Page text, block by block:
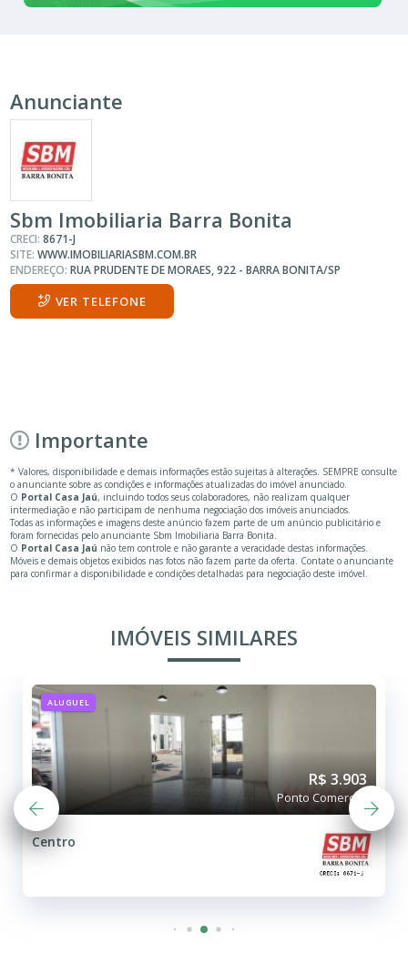
Anunciante
Sbm Imobiliaria Barra Bonita
CRECI:8671-J
SITE:WWW.IMOBILIARIASBM.COM.BR
ENDEREÇO:RUA PRUDENTE DE MORAES, 922 - BARRA BONITA/SP
VER TELEFONE
Importante
* Valores, disponibilidade e demais informações estão sujeitas à alterações. SEMPRE consulte
o anunciante sobre as condições e informações atualizadas do imóvel anunciado.
O Portal Casa Jaú, incluindo todos seus colaboradores, não realizam qualquer
intermediação e não participam de nenhuma negociação dos imóveis anunciados.
Todas as informações e imagens deste anúncio fazem parte de um anúncio publicitário e
foram fornecidas pelo anunciante Sbm Imobiliaria Barra Bonita.
O Portal Casa Jaú não tem controle e não garante a veracidade destas informações.
Móveis e demais objetos exibidos nas fotos não fazem parte da oferta. Contate o anunciante
para confirmar a disponibilidade e condições detalhadas para negociação deste imóvel.
IMÓVEIS SIMILARES
ALUGUEL
R$ 3.903
Ponto Comercial
Centro